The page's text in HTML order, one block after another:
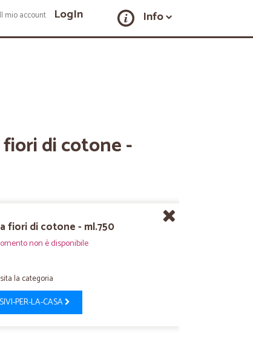
LogIn Info
di cotone -
fiori di cotone - ml.750
non è disponibile
la categoria
PER-LA-CASA